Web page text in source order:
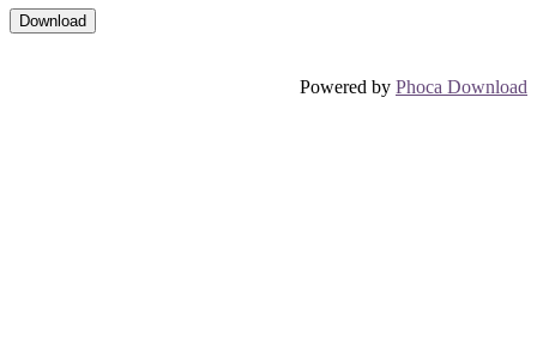
Powered by Phoca Download